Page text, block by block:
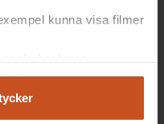
kunna visa filmer
visa riktad information
genom att
om
inspirerande